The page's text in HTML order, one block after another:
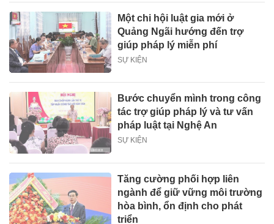
Một chi hội luật gia mới ở
Quảng Ngãi hướng đến trợ
giúp pháp lý miễn phí
SỰ KIỆN
Bước chuyển mình trong công
tác trợ giúp pháp lý và tư vấn
pháp luật tại Nghệ An
SỰ KIỆN
Tăng cường phối hợp liên
ngành để giữ vững môi trường
hòa bình, ổn định cho phát
triển